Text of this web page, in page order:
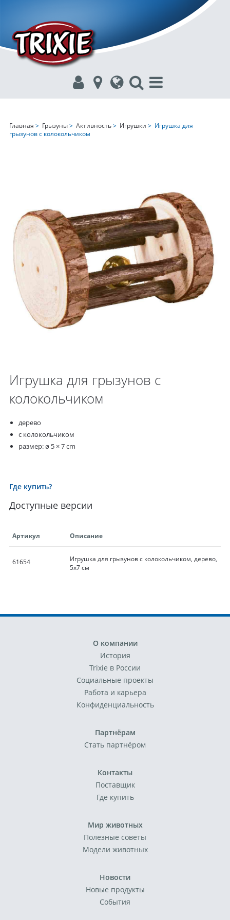
Главная > Грызуны> Активность> Игрушки > Игрушка для
грызунов с колокольчиком
Игрушка для грызунов с
колокольчиком
дерево
с колокольчиком
размер: ø 5 × 7 cm
Где купить?
Доступные версии
Артикул Описание
61654
Игрушка для грызунов с колокольчиком, дерево,
5х7 см
О компании
История
Trixie в России
Социальные проекты
Работа и карьера
Конфиденциальность
Партнёрам
Стать партнёром
Контакты
Поставщик
Где купить
Мир животных
Полезные советы
Модели животных
Новости
Новые продукты
События